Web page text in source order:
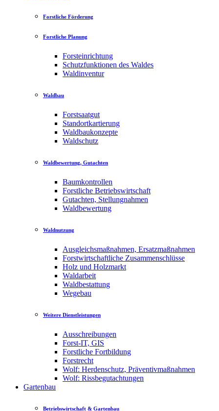
Forstliche Förderung
Forstliche Planung
Forsteinrichtung
Schutzfunktionen des Waldes
Waldinventur
Waldbau
Forstsaatgut
Standortkartierung
Waldbaukonzepte
Waldschutz
Waldbewertung, Gutachten
Baumkontrollen
Forstliche Betriebswirtschaft
Gutachten, Stellungnahmen
Waldbewertung
Waldnutzung
Ausgleichsmaßnahmen, Ersatzmaßnahmen
Forstwirtschaftliche Zusammenschlüsse
Holz und Holzmarkt
Waldarbeit
Waldbestattung
Wegebau
Weitere Dienstleistungen
Ausschreibungen
Forst-IT, GIS
Forstliche Fortbildung
Forstrecht
Wolf: Herdenschutz, Präventivmaßnahmen
Wolf: Rissbegutachtungen
Gartenbau
Betriebswirtschaft & Gartenbau